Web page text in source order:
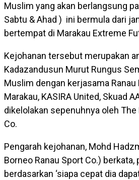
Muslim yang akan berlangsung
Sabtu & Ahad ) ini bermula dari
bertempat di Marakau Extreme
Kejohanan tersebut merupakan
Kadazandusun Murut Rungus
Muslim dengan kerjasama Ranau
Marakau, KASIRA United, Skuad
dikelolakan sepenuhnya oleh The
Co.
Pengarah kejohanan, Mohd
Borneo Ranau Sport Co.) berkata,
berdasarkan ‘siapa cepat dia